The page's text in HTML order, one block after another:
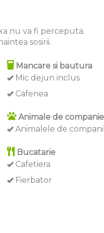
nu va fi perceputa.
sosirii.
Mancare si bautura
Mic dejun inclus
Cafenea
Animale de companie
Animalele de
Bucatarie
Cafetiera
Fierbator